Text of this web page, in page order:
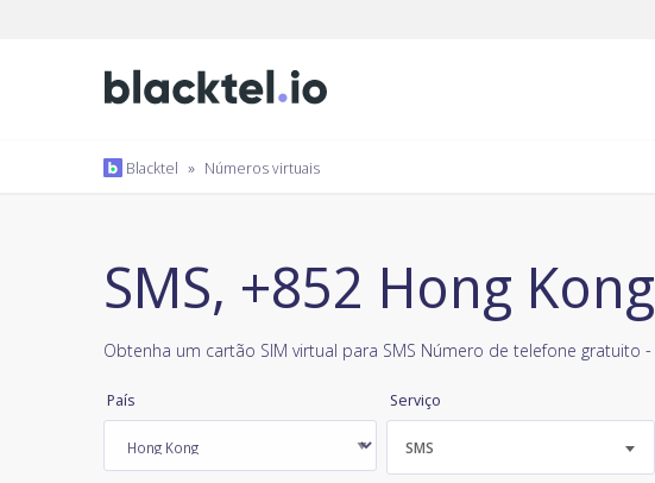
Blacktel » Números virtuais
SMS, +852 Hong Kong
Obtenha um cartão SIM virtual para SMS Número de telefone gratuito -
País Serviço
SMS